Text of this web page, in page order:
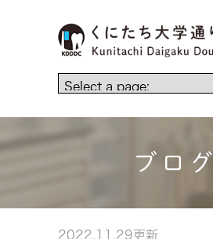
ブログ
2022.11.29更新